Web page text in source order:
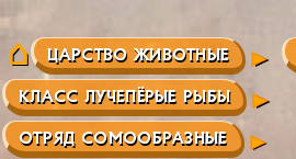
ЦАРСТВО ЖИВОТНЫЕ
КЛАСС ЛУЧЕПЁРЫЕ РЫБЫ
ОТРЯД СОМООБРАЗНЫЕ